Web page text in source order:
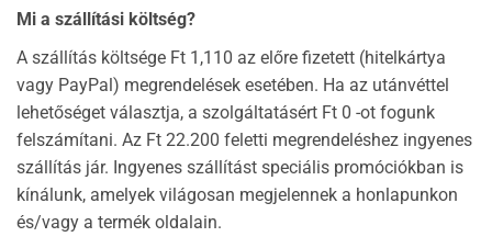
Mi a szállítási költség?
A szállítás költsége Ft 1,110 az előre fizetett (hitelkártya
vagy PayPal) megrendelések esetében. Ha az utánvéttel
lehetőséget választja, a szolgáltatásért Ft 0 -ot fogunk
felszámítani. Az Ft 22.200 feletti megrendeléshez ingyenes
szállítás jár. Ingyenes szállítást speciális promóciókban is
kínálunk, amelyek világosan megjelennek a honlapunkon
és/vagy a termék oldalain.